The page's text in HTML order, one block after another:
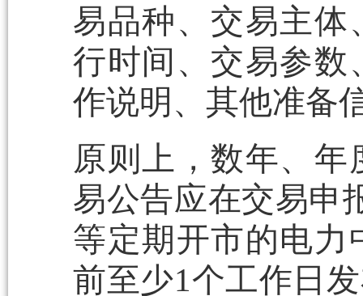
易品种、交易主体
行时间、交易参数
作说明、其他准备
原则上，数年、
易公告应在交易申
等定期开市的电力
前至少1个工作日